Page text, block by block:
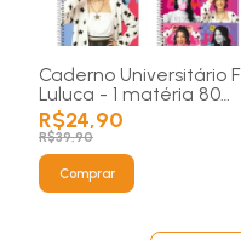
Caderno Universitário F
Luluca - 1 matéria 80
folhas
R$24,90
R$39,90
Comprar